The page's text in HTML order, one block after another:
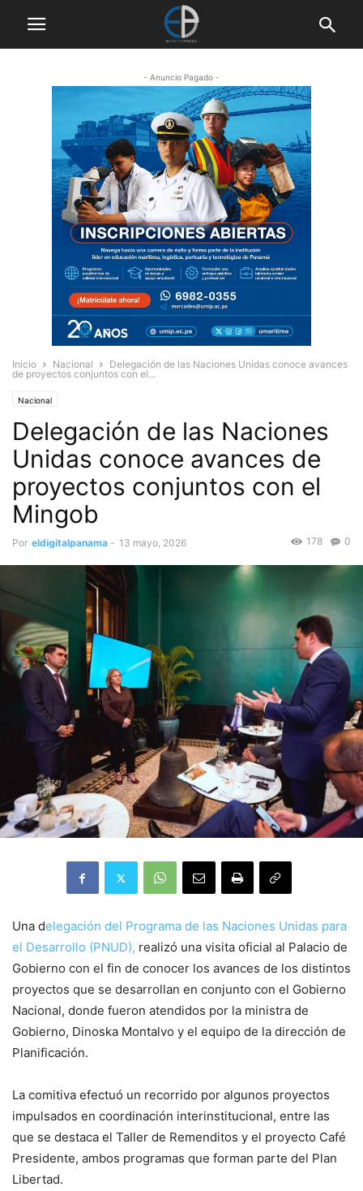
- Anuncio Pagado -
Inicio Nacional
Delegación de las Naciones Unidas conoce avances
de proyectos conjuntos con el...
Nacional
Delegación de las Naciones
Unidas conoce avances de
proyectos conjuntos con el
Mingob
Por eldigitalpanama - 13 mayo, 2026 0
178
Una delegación del Programa de las Naciones Unidas para
el Desarrollo (PNUD), realizó una visita oficial al Palacio de
Gobierno con el fin de conocer los avances de los distintos
proyectos que se desarrollan en conjunto con el Gobierno
Nacional, donde fueron atendidos por la ministra de
Gobierno, Dinoska Montalvo y el equipo de la dirección de
Planificación.
La comitiva efectuó un recorrido por algunos proyectos
impulsados en coordinación interinstitucional, entre las
que se destaca el Taller de Remenditos y el proyecto Café
Presidente, ambos programas que forman parte del Plan
Libertad.